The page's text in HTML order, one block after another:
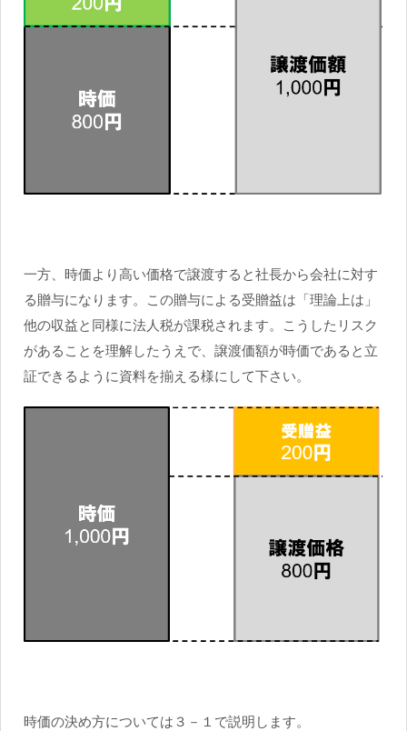
一方、時価より高い価格で譲渡すると社長から会社に対す
る贈与になります。この贈与による受贈益は「理論上は」
他の収益と同様に法人税が課税されます。こうしたリスク
があることを理解したうえで、譲渡価額が時価であると立
証できるように資料を揃える様にして下さい。
時価の決め方については３－１で説明します。